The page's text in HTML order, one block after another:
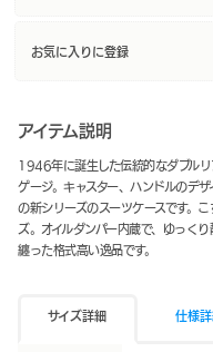
お気に入りに登録
アイテム説明
1946年に誕生した伝統的なダブルリ
ゲージ。キャスター、ハンドルのデ
の新シリーズのスーツケースです。
ズ。オイルダンパー内蔵で、ゆっく
纏った格式高い逸品です。
サイズ詳細 仕様詳